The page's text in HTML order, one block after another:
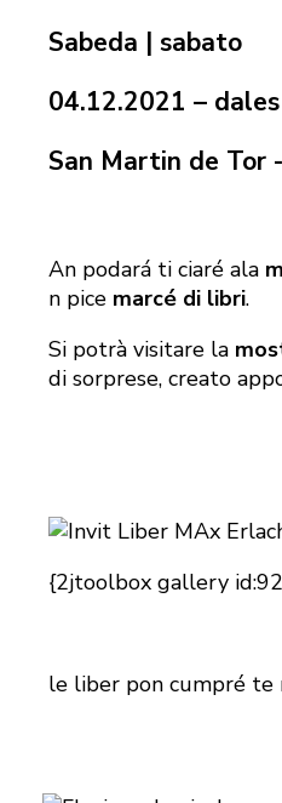
Sabeda | sabato
04.12.2021 –
San Martin de Tor
An podará ti ciaré ala
n pice marcé di libri.
Si potrà visitare la
di sorprese, creato
{2jtoolbox gallery
le liber pon cumpré te